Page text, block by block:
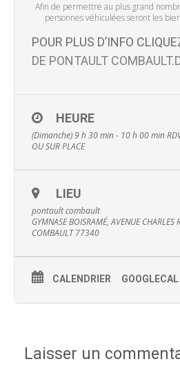
Afin de permettre au plus grand
personnes véhiculées seront les
POUR PLUS D’INFO
DE PONTAULT
HEURE
(Dimanche) 9 h 30 min - 10 h 00 min
OU SUR PLACE
LIEU
pontault combault
GYMNASE BOISRAMÉ, AVENUE CHARLES
COMBAULT 77340
CALENDRIER GOOGLECAL
Laisser un